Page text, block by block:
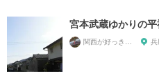
宮本武蔵ゆかりの
関西が好っきゃねん